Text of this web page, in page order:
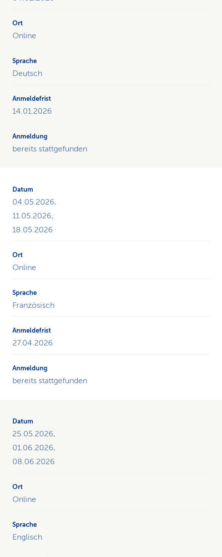
Kursen
Thema
Schlaf»
Möglichkeit,
Online
Deutsch
14.01.2026
bereits stattgefunden
04.05.2026,
11.05.2026,
18.05.2026
Online
Französisch
27.04.2026
bereits stattgefunden
25.05.2026,
01.06.2026,
08.06.2026
Online
Englisch